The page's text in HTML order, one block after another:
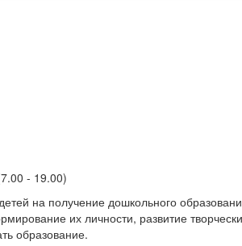
- 19.00)
на получение дошкольного
их личности, развитие
образование.